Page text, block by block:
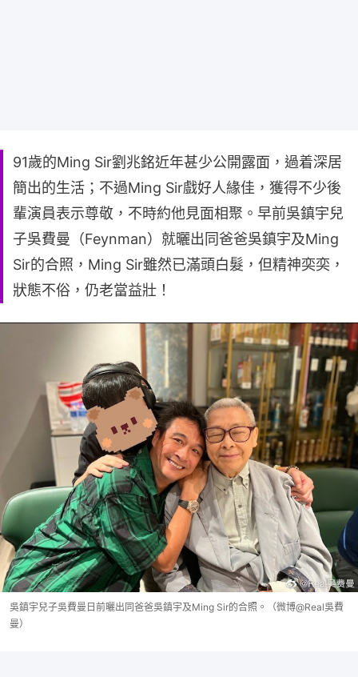
91歲的Ming Sir劉兆銘近年甚少公開露面，過着深居
簡出的生活；不過Ming Sir戲好人緣佳，獲得不少後
輩演員表示尊敬，不時約他見面相聚。早前吳鎮宇兒
子吳費曼（Feynman）就曬出同爸爸吳鎮宇及Ming
Sir的合照，Ming Sir雖然已滿頭白髮，但精神奕奕，
狀態不俗，仍老當益壯！
吳鎮宇兒子吳費曼日前曬出同爸爸吳鎮宇及Ming Sir的合照。（微博@Real吳費
曼）